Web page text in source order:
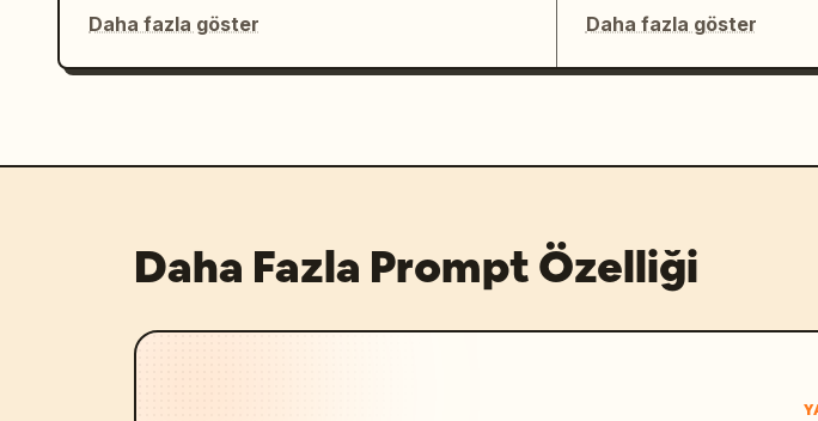
Daha fazla göster
Daha fazla göster
Daha Fazla Prompt Özelliği